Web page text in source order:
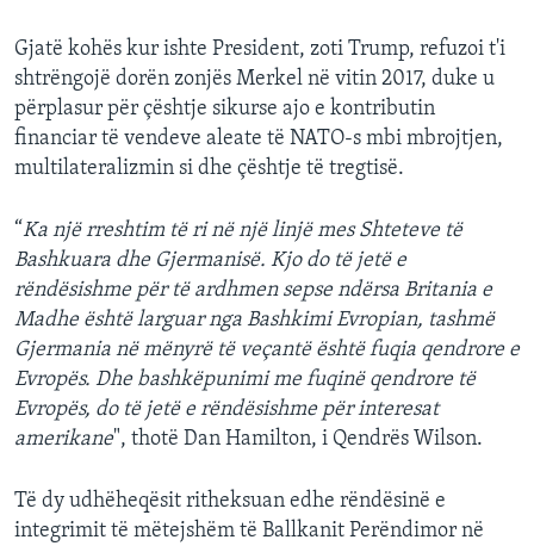
Gjatë kohës kur ishte President, zoti Trump, refuzoi t'i
shtrëngojë dorën zonjës Merkel në vitin 2017, duke u
përplasur për çështje sikurse ajo e kontributin
financiar të vendeve aleate të NATO-s mbi mbrojtjen,
multilateralizmin si dhe çështje të tregtisë.
“Ka një rreshtim të ri në një linjë mes Shteteve të
Bashkuara dhe Gjermanisë. Kjo do të jetë e
rëndësishme për të ardhmen sepse ndërsa Britania e
Madhe është larguar nga Bashkimi Evropian, tashmë
Gjermania në mënyrë të veçantë është fuqia qendrore e
Evropës. Dhe bashkëpunimi me fuqinë qendrore të
Evropës, do të jetë e rëndësishme për interesat
amerikane", thotë Dan Hamilton, i Qendrës Wilson.
Të dy udhëheqësit ritheksuan edhe rëndësinë e
integrimit të mëtejshëm të Ballkanit Perëndimor në